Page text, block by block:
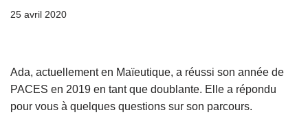
25 avril 2020
Ada, actuellement en Maïeutique, a réussi son année de
PACES en 2019 en tant que doublante. Elle a répondu
pour vous à quelques questions sur son parcours.